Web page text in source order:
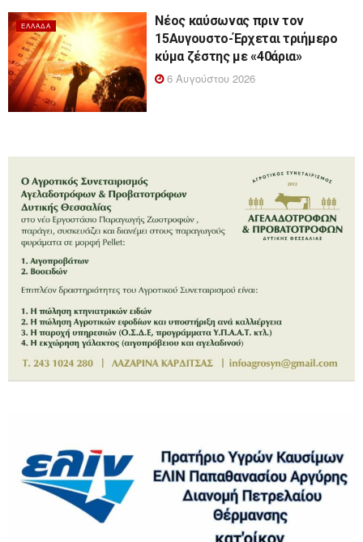
ΕΛΛΆΔΑ
Νέος καύσωνας πριν τον
15Αυγουστο-Έρχεται τριήμερο
κύμα ζέστης με «40άρια»
6 Αυγούστου 2026